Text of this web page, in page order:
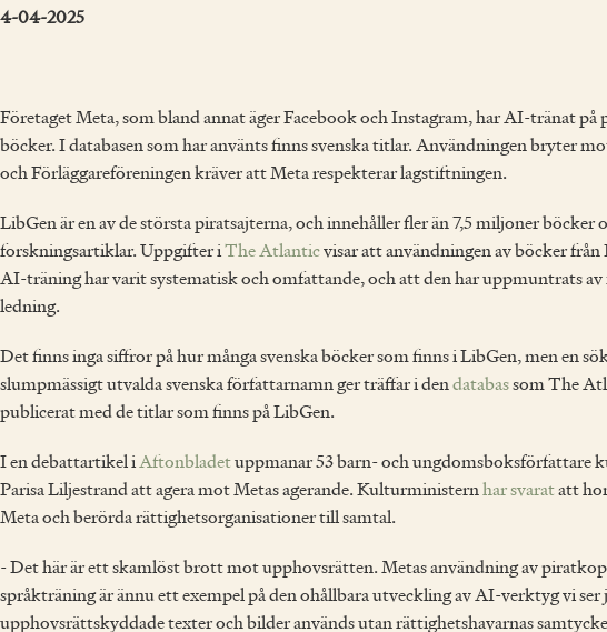
4-04-2025
Företaget Meta, som bland annat äger Facebook och Instagram, har AI-tränat på
böcker. I databasen som har använts finns svenska titlar. Användningen bryter
och Förläggareföreningen kräver att Meta respekterar lagstiftningen.
LibGen är en av de största piratsajterna, och innehåller fler än 7,5 miljoner böcker
forskningsartiklar. Uppgifter iThe Atlanticvisar att användningen av böcker
AI-träning har varit systematisk och omfattande, och att den har uppmuntrats av
ledning.
Det finns inga siffror på hur många svenska böcker som finns i LibGen, men en
slumpmässigt utvalda svenska författarnamn ger träffar i dendatabassom The
publicerat med de titlar som finns på LibGen.
I en debattartikel iAftonbladetuppmanar 53 barn- och ungdomsboksförfattare
Parisa Liljestrand att agera mot Metas agerande. Kulturministernhar svaratatt
Meta och berörda rättighetsorganisationer till samtal.
- Det här är ett skamlöst brott mot upphovsrätten. Metas användning av
språkträning är ännu ett exempel på den ohållbara utveckling av AI-verktyg vi ser
upphovsrättskyddade texter och bilder används utan rättighetshavarnas